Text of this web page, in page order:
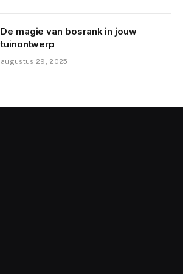
De magie van bosrank in jouw
tuinontwerp
augustus 29, 2025